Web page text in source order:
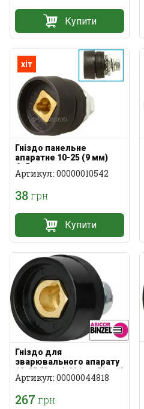
Купити
хіт
Гніздо панельне
апаратне 10-25 (9 мм)
байонетне
Артикул: 00000010542
38грн
Купити
Гніздо для
зварювального апарату
10-25 (9 мм) Abicor Binzel
Артикул: 00000044818
267 грн